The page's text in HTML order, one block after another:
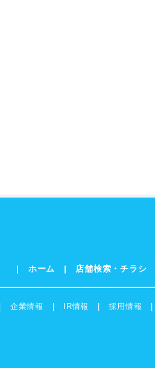
ホーム 店舗検索・チラシ
企業情報 IR情報 採用情報